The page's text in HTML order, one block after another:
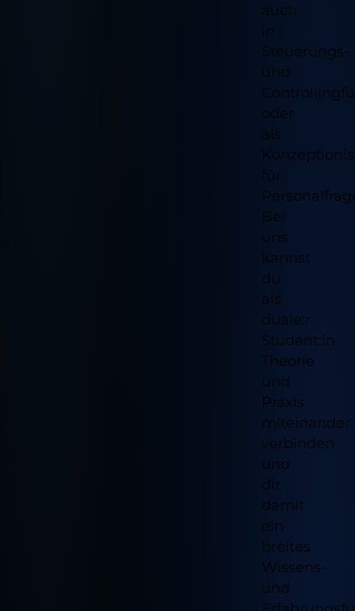
auch
in
Steuerungs-
und
oder
als
für
Bei
uns
kannst
du
als
duale:r
Student:in
Theorie
und
Praxis
miteinander
verbinden
und
dir
damit
ein
breites
Wissens-
und